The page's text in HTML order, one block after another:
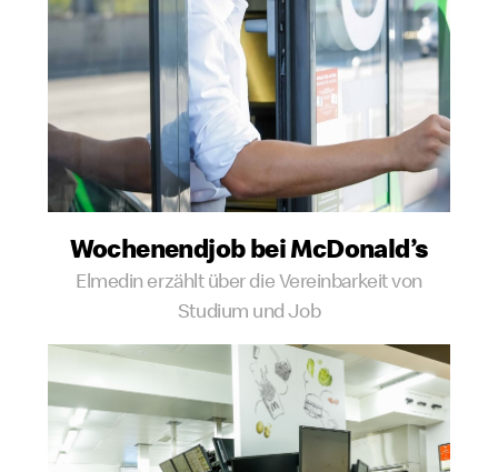
Wochenend­job bei McDonald’s
Elmedin erzählt über die Vereinbarkeit von
Studium und Job